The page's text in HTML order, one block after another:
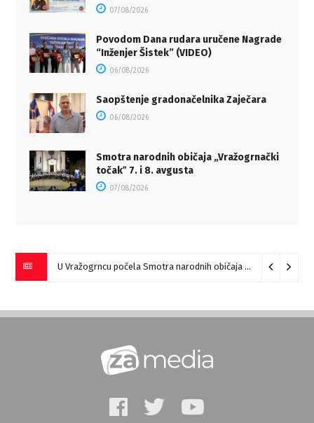
07/08/2026
Povodom Dana rudara uručene Nagrade
“Inženjer Šistek” (VIDEO)
06/08/2026
Saopštenje gradonačelnika Zaječara
06/08/2026
Smotra narodnih običaja „Vražogrnački
točakˮ 7. i 8. avgusta
07/08/2026
U Vražogrncu počela Smotra narodnih običaja „Vražogrnački točak“